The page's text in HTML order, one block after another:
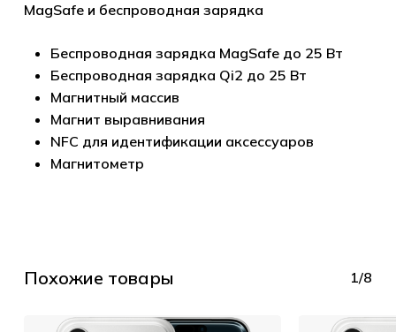
MagSafe и беспроводная зарядка
Беспроводная зарядка MagSafe до 25 Вт
Беспроводная зарядка Qi2 до 25 Вт
Магнитный массив
Магнит выравнивания
NFC для идентификации аксессуаров
Магнитометр
Похожие товары 1/8